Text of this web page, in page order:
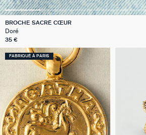
VICTOIRE
GÉNÉRATION AGATHA
SUR LA PEAU
BROCHE SACRÉ CŒUR
Doré
35 €
FABRIQUÉ À PARIS